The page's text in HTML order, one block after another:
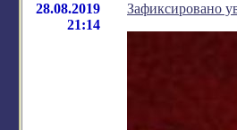
28.08.2019
21:14
Зафиксировано